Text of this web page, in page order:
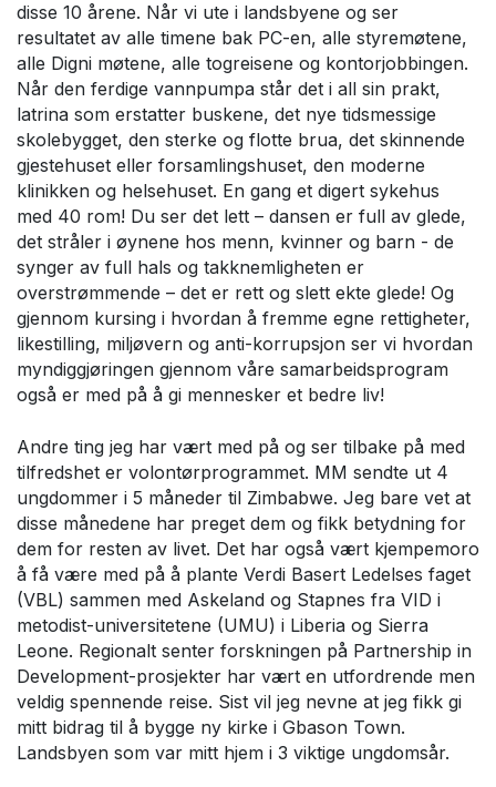
disse 10 årene. Når vi ute i landsbyene og ser
resultatet av alle timene bak PC-en, alle styremøtene,
alle Digni møtene, alle togreisene og kontorjobbingen.
Når den ferdige vannpumpa står det i all sin prakt,
latrina som erstatter buskene, det nye tidsmessige
skolebygget, den sterke og flotte brua, det skinnende
gjestehuset eller forsamlingshuset, den moderne
klinikken og helsehuset. En gang et digert sykehus
med 40 rom! Du ser det lett – dansen er full av glede,
det stråler i øynene hos menn, kvinner og barn - de
synger av full hals og takknemligheten er
overstrømmende – det er rett og slett ekte glede! Og
gjennom kursing i hvordan å fremme egne rettigheter,
likestilling, miljøvern og anti-korrupsjon ser vi hvordan
myndiggjøringen gjennom våre samarbeidsprogram
også er med på å gi mennesker et bedre liv!
Andre ting jeg har vært med på og ser tilbake på med
tilfredshet er volontørprogrammet. MM sendte ut 4
ungdommer i 5 måneder til Zimbabwe. Jeg bare vet at
disse månedene har preget dem og fikk betydning for
dem for resten av livet. Det har også vært kjempemoro
å få være med på å plante Verdi Basert Ledelses faget
(VBL) sammen med Askeland og Stapnes fra VID i
metodist-universitetene (UMU) i Liberia og Sierra
Leone. Regionalt senter forskningen på Partnership in
Development-prosjekter har vært en utfordrende men
veldig spennende reise. Sist vil jeg nevne at jeg fikk gi
mitt bidrag til å bygge ny kirke i Gbason Town.
Landsbyen som var mitt hjem i 3 viktige ungdomsår.